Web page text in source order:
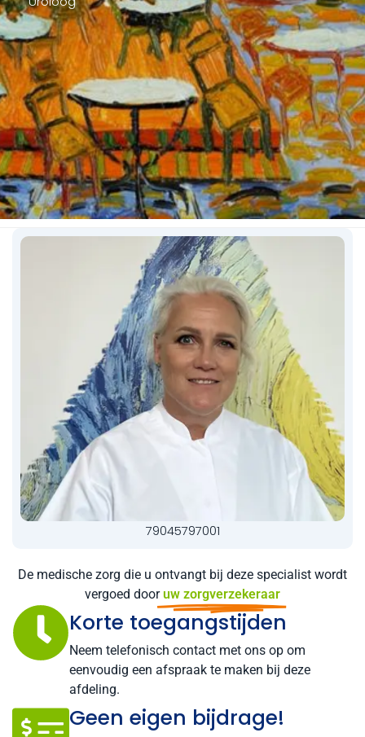
79045797001
De medische zorg die u ontvangt bij deze specialist wordt
vergoed door uw zorgverzekeraar
Korte toegangstijden
Neem telefonisch contact met ons op om
eenvoudig een afspraak te maken bij deze
afdeling.
Geen eigen bijdrage!